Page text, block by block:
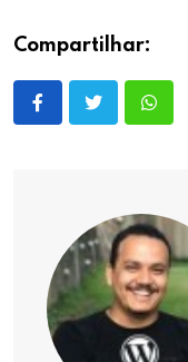
Compartilhar: